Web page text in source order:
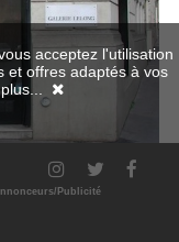
Publicité
acceptez l'utilisation
et offres adaptés à vos